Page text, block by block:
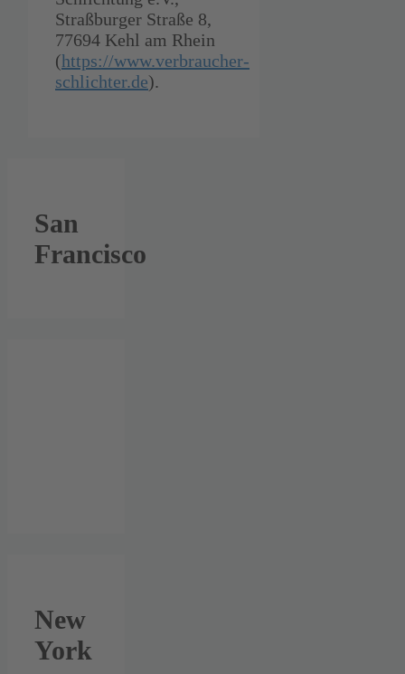
Straßburger Straße 8,
77694 Kehl am Rhein
(https://www.verbraucher-
schlichter.de).
San
Francisco
New
York